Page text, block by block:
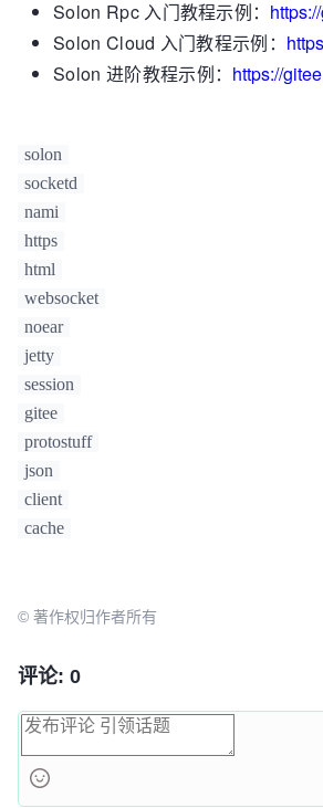
Solon Rpc 入门教程示例：
Solon Cloud 入门教程示例：
Solon 进阶教程示例： https://
solon
socketd
nami
https
html
websocket
noear
jetty
session
gitee
protostuff
json
client
cache
© 著作权归作者所有
评论: 0